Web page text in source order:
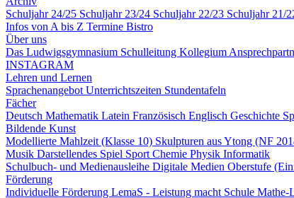
Schuljahr 24/25 Schuljahr 23/24 Schuljahr 22/23 Schuljahr 21/
Infos von A bis Z Termine Bistro
Über uns
Das Ludwigsgymnasium Schulleitung Kollegium
INSTAGRAM
Lehren und Lernen
Sprachenangebot Unterrichtszeiten Stundentafeln
Fächer
Deutsch Mathematik Latein Französisch Englisch Geschichte
Bildende Kunst
Modellierte Mahlzeit (Klasse 10) Skulpturen aus Ytong (NF
Musik Darstellendes Spiel Sport Chemie Physik Informatik
Schulbuch- und Medienausleihe Digitale Medien Oberstufe
Förderung
Individuelle Förderung LemaS - Leistung macht Schule Mathe-